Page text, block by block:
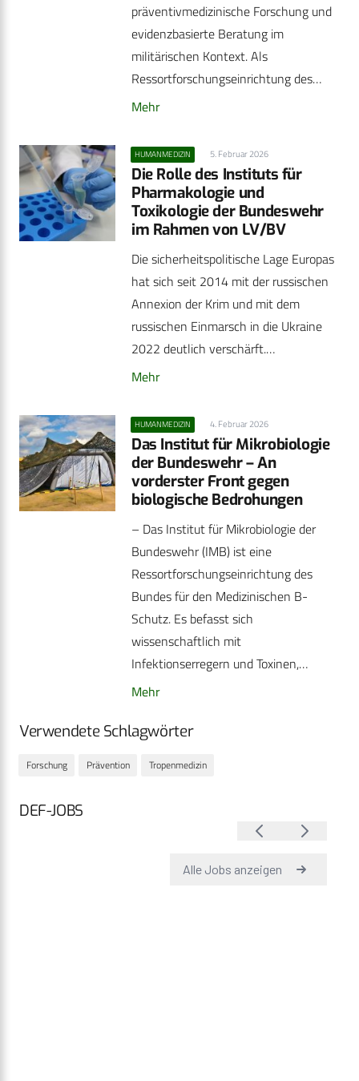
präventivmedizinische Forschung und
evidenzbasierte Beratung im
militärischen Kontext. Als
Ressortforschungseinrichtung des…
Mehr
HUMANMEDIZIN 5. Februar 2026
Die Rolle des Instituts für
Pharmakologie und
Toxikologie der Bundeswehr
im Rahmen von LV/BV
Die sicherheitspolitische Lage Europas
hat sich seit 2014 mit der russischen
Annexion der Krim und mit dem
russischen Einmarsch in die Ukraine
2022 deutlich verschärft.…
Mehr
HUMANMEDIZIN 4. Februar 2026
Das Institut für Mikrobiologie
der Bundeswehr – An
vorderster Front gegen
biologische Bedrohungen
– Das Institut für Mikrobiologie der
Bundeswehr (IMB) ist eine
Ressortforschungseinrichtung des
Bundes für den Medizinischen B-
Schutz. Es befasst sich
wissenschaftlich mit
Infektionserregern und Toxinen,…
Mehr
Verwendete Schlagwörter
Forschung Prävention Tropenmedizin
DEF-JOBS